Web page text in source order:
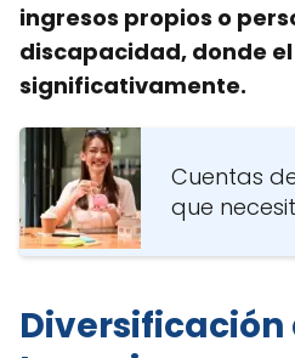
ingresos propios o
discapacidad, donde
significativamente.
Cuentas
que
Diversificación